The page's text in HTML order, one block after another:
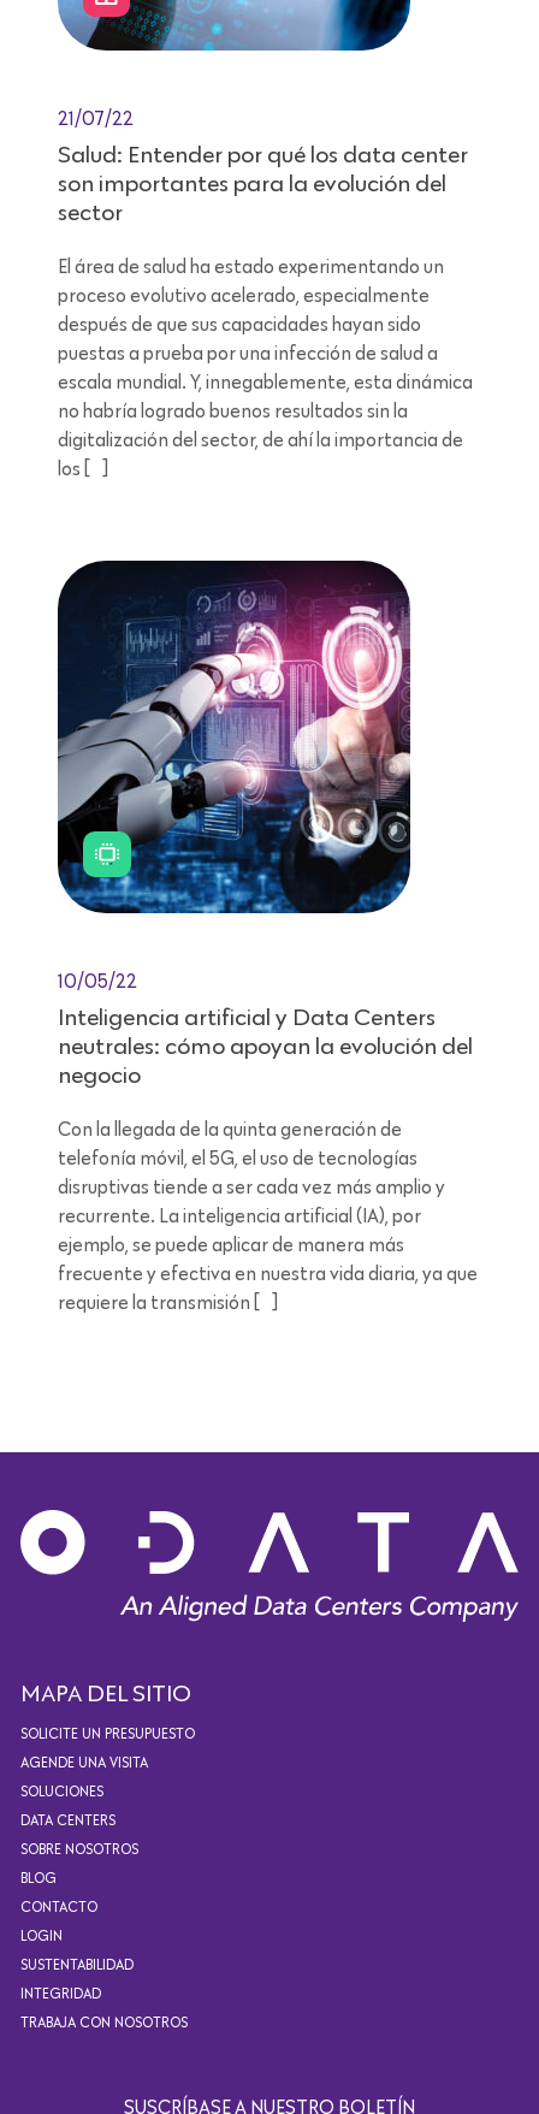
21/07/22
Salud: Entender por qué los data center
son importantes para la evolución del
sector
El área de salud ha estado experimentando un
proceso evolutivo acelerado, especialmente
después de que sus capacidades hayan sido
puestas a prueba por una infección de salud a
escala mundial. Y, innegablemente, esta dinámica
no habría logrado buenos resultados sin la
digitalización del sector, de ahí la importancia de
los […]
10/05/22
Inteligencia artificial y Data Centers
neutrales: cómo apoyan la evolución del
negocio
Con la llegada de la quinta generación de
telefonía móvil, el 5G, el uso de tecnologías
disruptivas tiende a ser cada vez más amplio y
recurrente. La inteligencia artificial (IA), por
ejemplo, se puede aplicar de manera más
frecuente y efectiva en nuestra vida diaria, ya que
requiere la transmisión […]
MAPA DEL SITIO
SOLICITE UN PRESUPUESTO
AGENDE UNA VISITA
SOLUCIONES
DATA CENTERS
SOBRE NOSOTROS
BLOG
CONTACTO
LOGIN
SUSTENTABILIDAD
INTEGRIDAD
TRABAJA CON NOSOTROS
SUSCRÍBASE A NUESTRO BOLETÍN